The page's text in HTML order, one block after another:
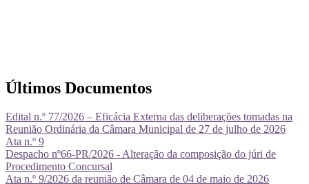
Últimos Documentos
Edital n.º 77/2026 – Eficácia Externa das deliberações tomadas na
Reunião Ordinária da Câmara Municipal de 27 de julho de 2026
Ata n.º 9
Despacho nº66-PR/2026 - Alteração da composição do júri de
Procedimento Concursal
Ata n.º 9/2026 da reunião de Câmara de 04 de maio de 2026